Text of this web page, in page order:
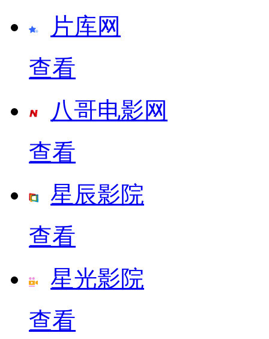
片库网
查看
八哥电影网
查看
星辰影院
查看
星光影院
查看